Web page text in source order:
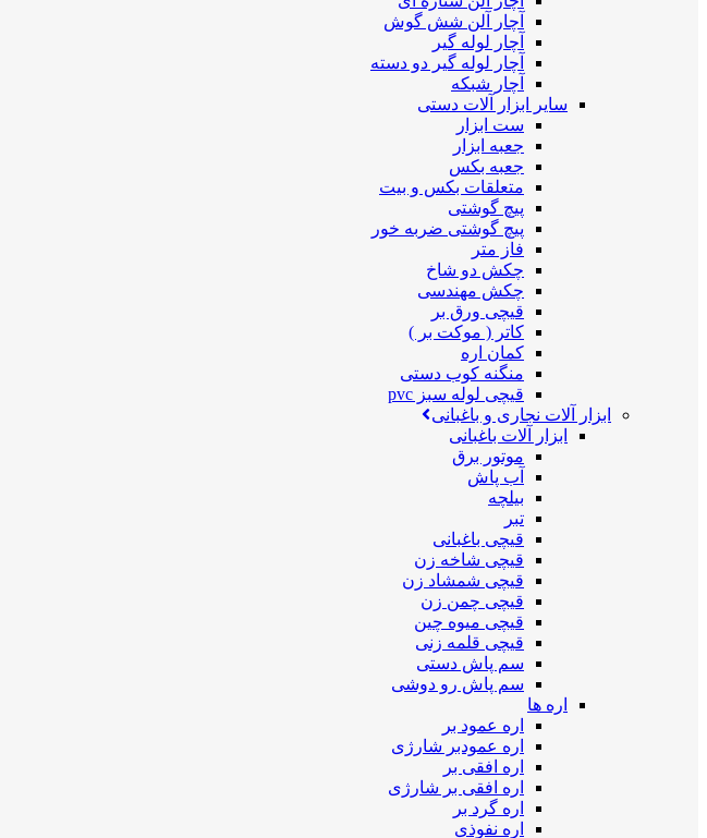
آچار آلن شش گوش
آچار لوله گیر
آچار لوله گیر دو دسته
آچار شبکه
سایر ابزار آلات دستی
ست ابزار
جعبه ابزار
جعبه بکس
متعلقات بکس و بیت
پیچ گوشتی
پیچ گوشتی ضربه خور
فاز متر
چکش دو شاخ
چکش مهندسی
قیچی ورق بر
کاتر ( موکت بر )
کمان اره
منگنه کوب دستی
قیچی لوله سبز pvc
ابزار آلات نجاری و باغبانی
ابزار آلات باغبانی
موتور برق
آب پاش
بیلچه
تبر
قیچی باغبانی
قیچی شاخه زن
قیچی شمشاد زن
قیچی چمن زن
قیچی میوه چین
قیچی قلمه زنی
سم پاش دستی
سم پاش رو دوشی
اره ها
اره عمود بر
اره عمودبر شارژی
اره افقی بر
اره افقی بر شارژی
اره گرد بر
اره نفوذی